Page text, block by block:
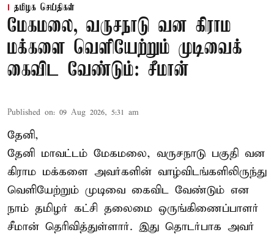
தமிழக செய்திகள்
மேகமலை, வருசநாடு வன கிராம
மக்களை வெளியேற்றும் முடிவைக்
கைவிட வேண்டும்: சீமான்
Published on: 09 Aug 2026, 5:31 am
தேனி,
தேனி மாவட்டம் மேகமலை, வருசநாடு பகுதி வன
கிராம மக்களை அவர்களின் வாழ்விடங்களிலிருந்து
வெளியேற்றும் முடிவை கைவிட வேண்டும் என
நாம் தமிழர் கட்சி தலைமை ஒருங்கிணைப்பாளர்
சீமான் தெரிவித்துள்ளார். இது தொடர்பாக அவர்